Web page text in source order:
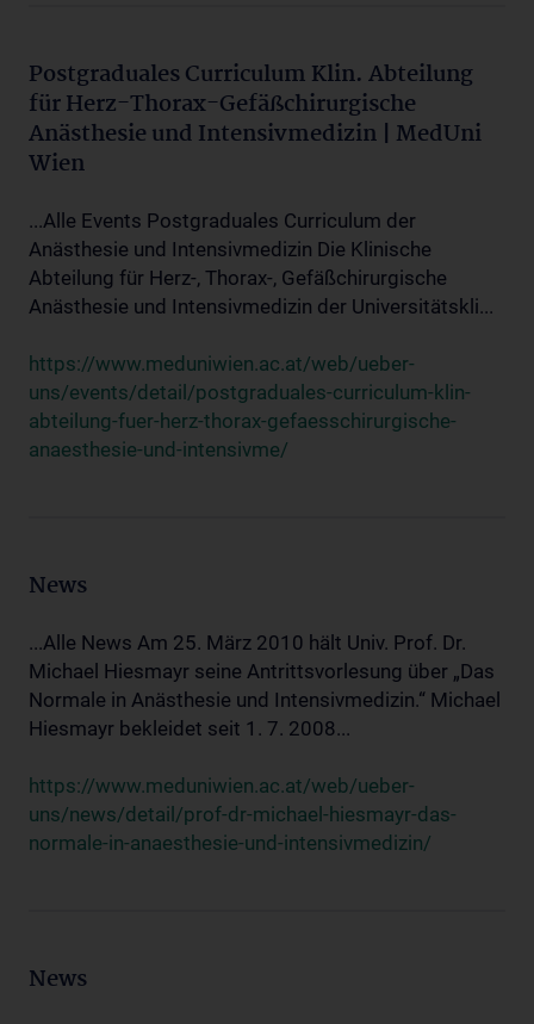
Postgraduales Curriculum Klin. Abteilung
für Herz-Thorax-Gefäßchirurgische
Anästhesie und Intensivmedizin | MedUni
Wien
...Alle Events Postgraduales Curriculum der
Anästhesie und Intensivmedizin Die Klinische
Abteilung für Herz-, Thorax-, Gefäßchirurgische
Anästhesie und Intensivmedizin der Universitätskli...
https://www.meduniwien.ac.at/web/ueber-
uns/events/detail/postgraduales-curriculum-klin-
abteilung-fuer-herz-thorax-gefaesschirurgische-
anaesthesie-und-intensivme/
News
...Alle News Am 25. März 2010 hält Univ. Prof. Dr.
Michael Hiesmayr seine Antrittsvorlesung über „Das
Normale in Anästhesie und Intensivmedizin.“ Michael
Hiesmayr bekleidet seit 1. 7. 2008...
https://www.meduniwien.ac.at/web/ueber-
uns/news/detail/prof-dr-michael-hiesmayr-das-
normale-in-anaesthesie-und-intensivmedizin/
News